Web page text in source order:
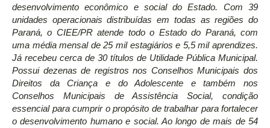
desenvolvimento econômico e social do Estado. Com 39
unidades operacionais distribuídas em todas as regiões do
Paraná, o CIEE/PR atende todo o Estado do Paraná, com
uma média mensal de 25 mil estagiários e 5,5 mil aprendizes.
Já recebeu cerca de 30 títulos de Utilidade Pública Municipal.
Possui dezenas de registros nos Conselhos Municipais dos
Direitos da Criança e do Adolescente e também nos
Conselhos Municipais de Assistência Social, condição
essencial para cumprir o propósito de trabalhar para fortalecer
o desenvolvimento humano e social. Ao longo de mais de 54